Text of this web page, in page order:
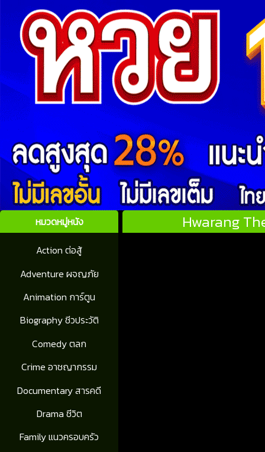
หมวดหมู่หนัง
Action ต่อสู้
Adventure ผจญภัย
Animation การ์ตูน
Biography ชีวประวัติ
Comedy ตลก
Crime อาชญากรรม
Documentary สารคดี
Drama ชีวิต
Family แนวครอบครัว
Hwarang